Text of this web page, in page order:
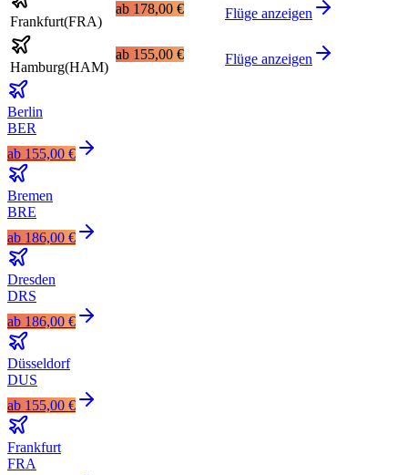
Frankfurt(FRA)
ab 178,00 € Flüge anzeigen
Hamburg(HAM)
ab 155,00 € Flüge anzeigen
Berlin
BER
ab 155,00 €
Bremen
BRE
ab 186,00 €
Dresden
DRS
ab 186,00 €
Düsseldorf
DUS
ab 155,00 €
Frankfurt
FRA